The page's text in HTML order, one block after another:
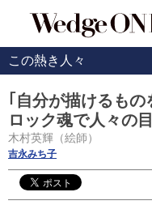
この熱き人々
｢自分が描けるも
ロック魂で人々の
木村英輝（絵師）
吉永みち子